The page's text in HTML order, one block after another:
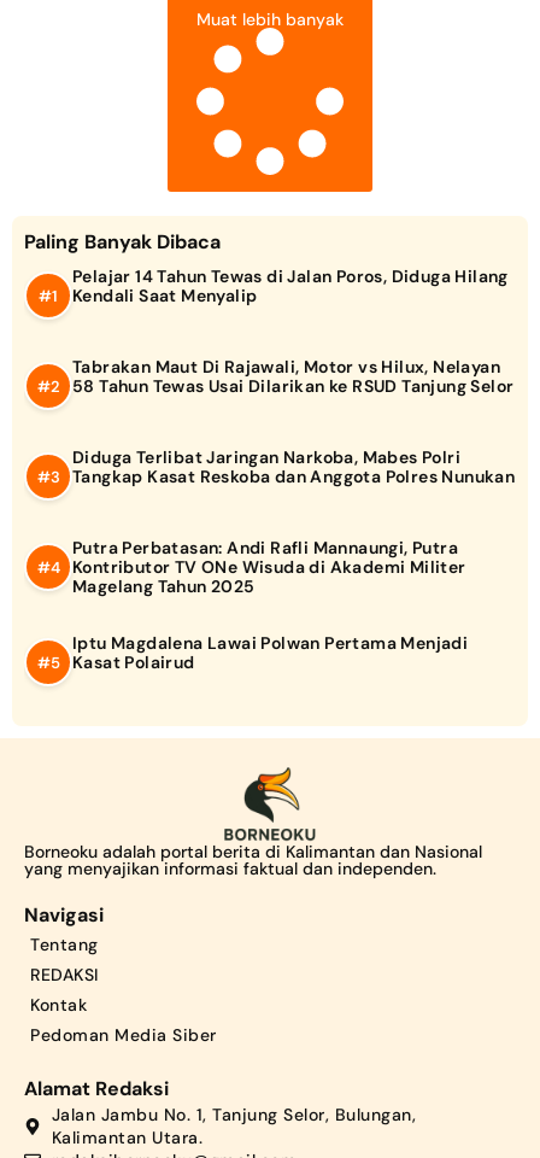
Muat lebih banyak
Paling Banyak Dibaca
Pelajar 14 Tahun Tewas di Jalan Poros, Diduga Hilang
Kendali Saat Menyalip
Tabrakan Maut Di Rajawali, Motor vs Hilux, Nelayan
58 Tahun Tewas Usai Dilarikan ke RSUD Tanjung Selor
Diduga Terlibat Jaringan Narkoba, Mabes Polri
Tangkap Kasat Reskoba dan Anggota Polres Nunukan
Putra Perbatasan: Andi Rafli Mannaungi, Putra
Kontributor TV ONe Wisuda di Akademi Militer
Magelang Tahun 2025
Iptu Magdalena Lawai Polwan Pertama Menjadi
Kasat Polairud
Borneoku adalah portal berita di Kalimantan dan Nasional
yang menyajikan informasi faktual dan independen.
Navigasi
Tentang
REDAKSI
Kontak
Pedoman Media Siber
Alamat Redaksi
Jalan Jambu No. 1, Tanjung Selor, Bulungan,
Kalimantan Utara.